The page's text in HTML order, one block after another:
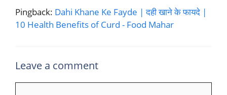
Pingback: Dahi Khane Ke Fayde | दही खाने के फायदे |
10 Health Benefits of Curd - Food Mahar
Leave a comment